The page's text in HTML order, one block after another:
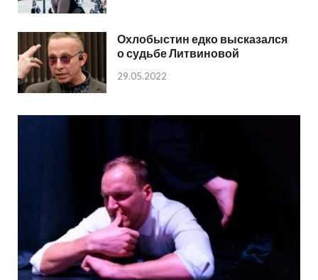
Охлобыстин едко высказался
о судьбе Литвиновой
29.05.2022